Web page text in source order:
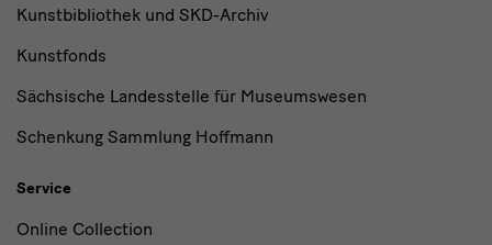
Kunstbibliothek und SKD-Archiv
Kunstfonds
Sächsische Landesstelle für Museumswesen
Schenkung Sammlung Hoffmann
Service
Online Collection